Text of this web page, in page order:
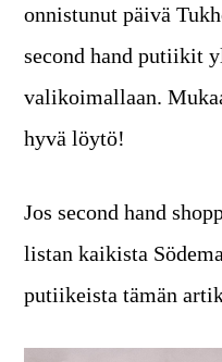
onnistunut päivä
second hand putiikit
valikoimallaan.
hyvä löytö!
Jos second hand
listan kaikista
putiikeista tämän